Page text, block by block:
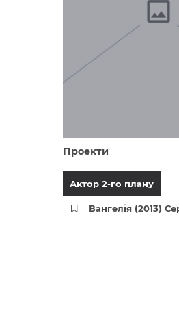
Проекти
Актор 2-го плану
Вангелія (2013)